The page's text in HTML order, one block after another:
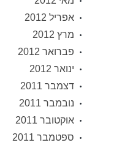
אפריל 2012
מרץ 2012
פברואר 2012
ינואר 2012
דצמבר 2011
נובמבר 2011
אוקטובר 2011
ספטמבר 2011